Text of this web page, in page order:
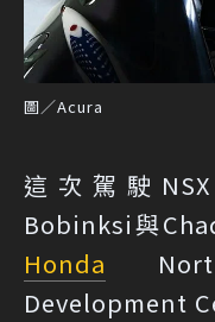
圖／Acura
這次駕駛
Bobinksi與
Honda
Development